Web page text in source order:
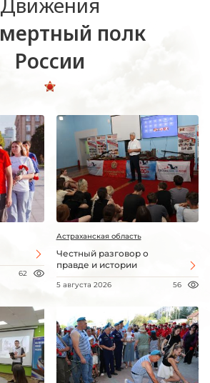
полк
России
62
Астраханская область
Честный разговор о
правде и истории
5 августа 2026 56